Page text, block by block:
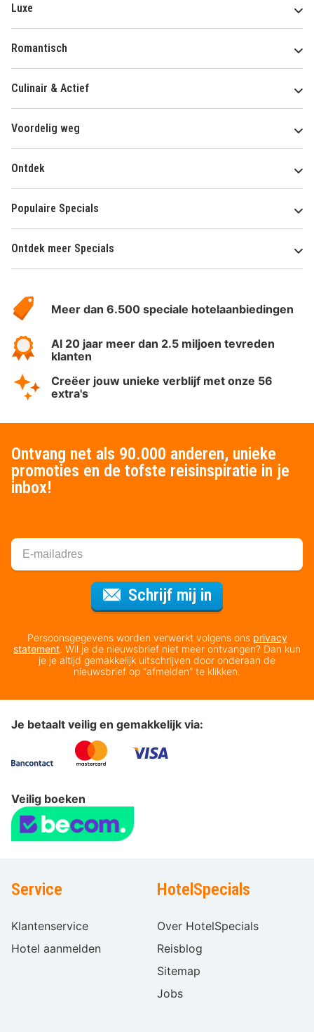
Luxe
Romantisch
Culinair & Actief
Voordelig weg
Ontdek
Populaire Specials
Ontdek meer Specials
HotelSpecials
Meer dan 6.500 speciale hotelaanbiedingen
Al 20 jaar meer dan 2.5 miljoen tevreden
klanten
Creëer jouw unieke verblijf met onze 56
extra's
Ontvang net als 90.000 anderen, unieke
promoties en de tofste reisinspiratie in je
inbox!
Schrijf mij in
Persoonsgegevens worden verwerkt volgens ons privacy
statement. Wil je de nieuwsbrief niet meer ontvangen? Dan kun
je je altijd gemakkelijk uitschrijven door onderaan de
nieuwsbrief op “afmelden” te klikken.
Je betaalt veilig en gemakkelijk via:
Veilig boeken
Service
Klantenservice
Hotel aanmelden
HotelSpecials
Over HotelSpecials
Reisblog
Sitemap
Jobs